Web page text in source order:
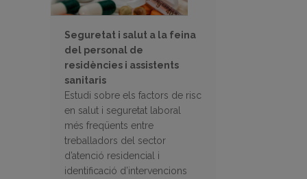
Seguretat i salut a la feina
del personal de
residències i assistents
sanitaris
Estudi sobre els factors de risc
en salut i seguretat laboral
més freqüents entre
treballadors del sector
d’atenció residencial i
identificació d’intervencions